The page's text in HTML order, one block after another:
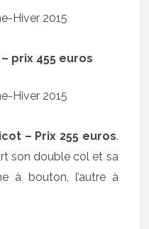
prix 455 euros
– Prix 255 euros.
son double col et sa
à bouton, l’autre à